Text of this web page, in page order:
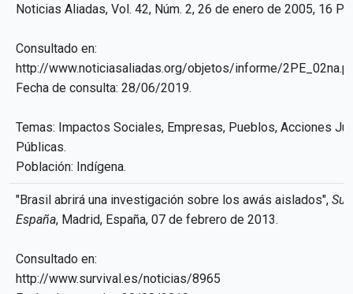
Noticias Aliadas, Vol. 42, Núm. 2, 26 de enero de 2005, 16
Consultado en:
http://www.noticiasaliadas.org/objetos/informe/
Fecha de consulta: 28/06/2019.
Temas: Impactos Sociales, Empresas, Pueblos, Acciones
Públicas.
Población: Indígena.
"Brasil abrirá una investigación sobre los awás aislados",
España, Madrid, España, 07 de febrero de 2013.
Consultado en:
http://www.survival.es/noticias/8965